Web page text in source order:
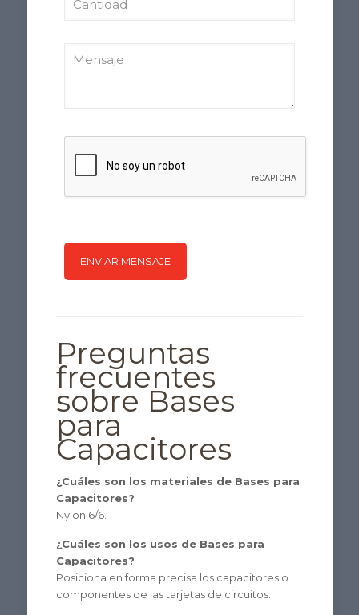
Preguntas
frecuentes
sobre Bases
para
Capacitores
¿Cuáles son los materiales de Bases para
Capacitores?
Nylon 6/6.
¿Cuáles son los usos de Bases para
Capacitores?
Posiciona en forma precisa los capacitores o
componentes de las tarjetas de circuitos.